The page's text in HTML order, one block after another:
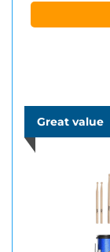
Great value